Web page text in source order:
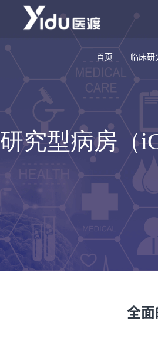
首页 临床研
研究型病房（
全